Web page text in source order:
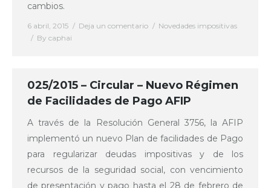
cambios.
6 abril, 2015 Deja un comentario
Novedades impositivas
By caphai
025/2015 – Circular – Nuevo Régimen
de Facilidades de Pago AFIP
A través de la Resolución General 3756, la AFIP
implementó un nuevo Plan de facilidades de Pago
para regularizar deudas impositivas y de los
recursos de la seguridad social, con vencimiento
de presentación y pago hasta el 28 de febrero de